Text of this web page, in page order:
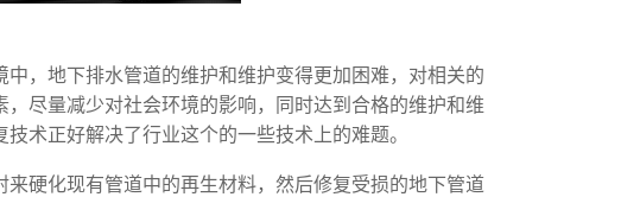
，地下排水管道的维护和维护变得更加困难，对相关的
尽量减少对社会环境的影响，同时达到合格的维护和维
术正好解决了行业这个的一些技术上的难题。
硬化现有管道中的再生材料，然后修复受损的地下管道